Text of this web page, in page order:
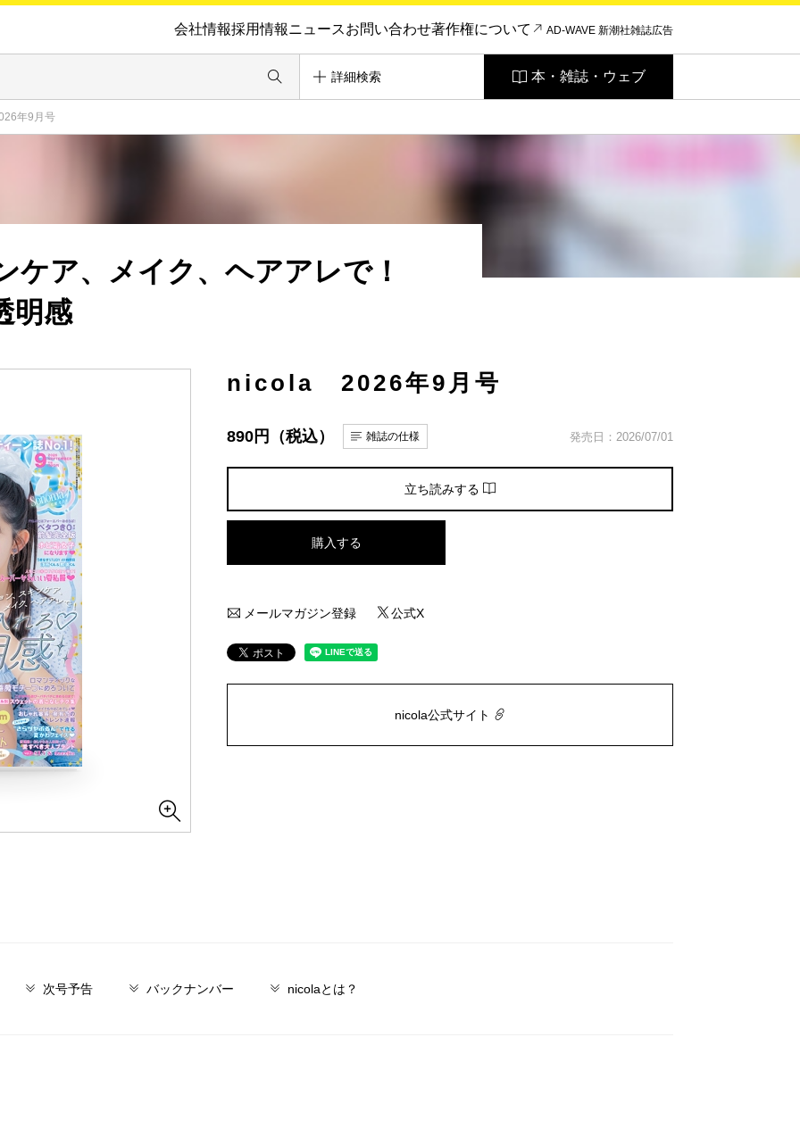
会社情報採用情報ニュースお問い合わせ著作権について AD-WAVE 新潮社雑誌広告
詳細検索 本・雑誌・ウェブ
年9月号
ケア、メイク、ヘアアレで！
明感
nicola 2026年9月号
890円（税込） 雑誌の仕様 発売日：2026/07/01
立ち読みする
購入する
メールマガジン登録 公式X
nicola公式サイト
次号予告 バックナンバー nicolaとは？